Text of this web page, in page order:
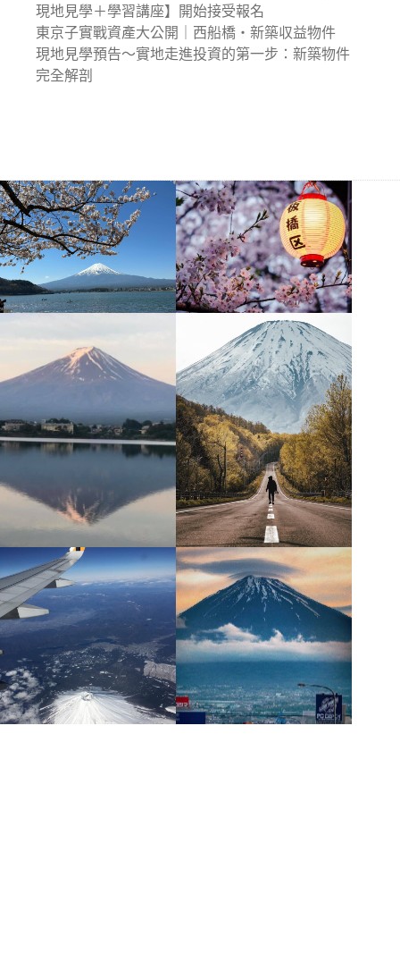
現地見學＋學習講座】開始接受報名
東京子實戰資產大公開｜西船橋・新築収益物件
現地見學預告〜實地走進投資的第一步：新築物件
完全解剖